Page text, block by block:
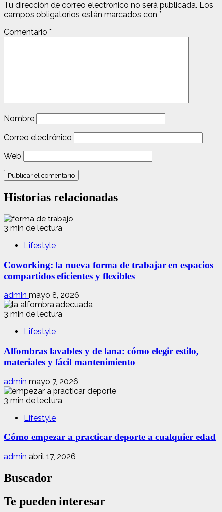
Tu dirección de correo electrónico no será publicada. Los
campos obligatorios están marcados con *
Comentario *
Nombre
Correo electrónico
Web
Historias relacionadas
3 min de lectura
Lifestyle
Coworking: la nueva forma de trabajar en espacios
compartidos eficientes y flexibles
admin mayo 8, 2026
3 min de lectura
Lifestyle
Alfombras lavables y de lana: cómo elegir estilo,
materiales y fácil mantenimiento
admin mayo 7, 2026
3 min de lectura
Lifestyle
Cómo empezar a practicar deporte a cualquier edad
admin abril 17, 2026
Buscador
Te pueden interesar